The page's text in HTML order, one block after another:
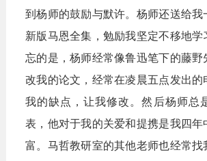
到杨师的鼓励与默许。杨师还送给我
新版马恩全集，勉励我坚定不移地学
忘的是，杨师经常像鲁迅笔下的藤野
改我的论文，经常在凌晨五点发出的
我的缺点，让我修改。然后杨师总
表，他对于我的关爱和提携是我四年
富。马哲教研室的其他老师也经常找